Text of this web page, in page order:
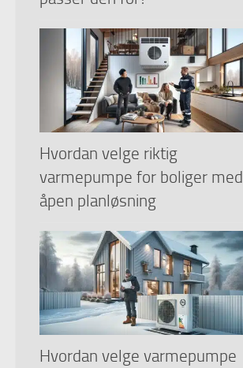
Hvordan velge riktig
varmepumpe for boliger med
åpen planløsning
Hvordan velge varmepumpe